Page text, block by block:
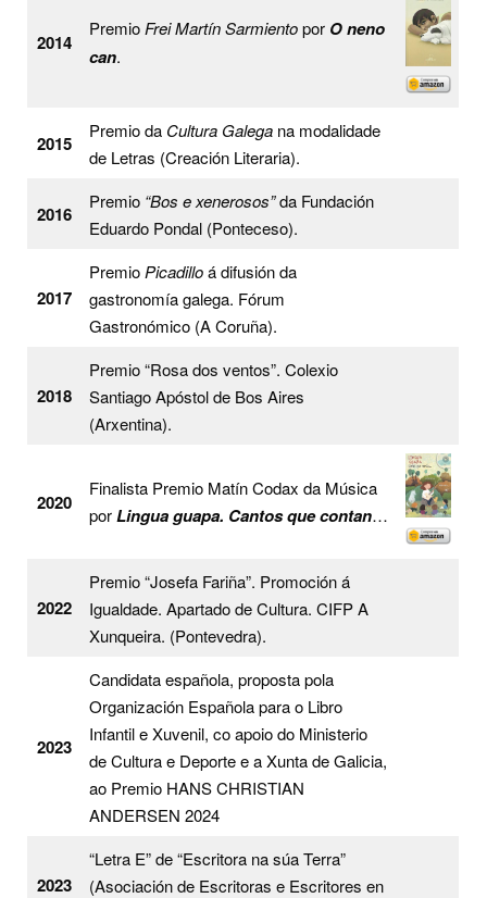
2014
Premio Frei Martín Sarmientopor O neno
can.
2015
Premio da Cultura Galegana modalidade
de Letras (Creación Literaria).
2016
Premio “Bos e xenerosos”da Fundación
Eduardo Pondal (Ponteceso).
2017
Premio Picadilloá difusión da
gastronomía galega. Fórum
Gastronómico (A Coruña).
2018
Premio “Rosa dos ventos”. Colexio
Santiago Apóstol de Bos Aires
(Arxentina).
2020
Finalista Premio Matín Codax da Música
porLingua guapa. Cantos que contan…
2022
Premio “Josefa Fariña”. Promoción á
Igualdade. Apartado de Cultura. CIFP A
Xunqueira. (Pontevedra).
2023
Candidata española, proposta pola
Organización Española para o Libro
Infantil e Xuvenil, co apoio do Ministerio
de Cultura e Deporte e a Xunta de Galicia,
ao Premio HANS CHRISTIAN
ANDERSEN 2024
2023
“Letra E” de “Escritora na súa Terra”
(Asociación de Escritoras e Escritores en